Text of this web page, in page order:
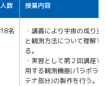
人数 授業内容
18名
・講義により宇宙の成り立
と観測方法について理解す
る。
・実習として第２回講座で
用する観測機器(パラボラ
テナ部分)の製作を行う。